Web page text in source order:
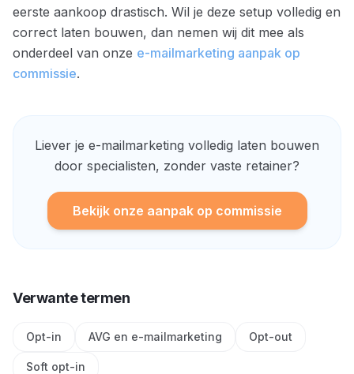
eerste aankoop drastisch. Wil je deze setup volledig en
correct laten bouwen, dan nemen wij dit mee als
onderdeel van onze e-mailmarketing aanpak op
commissie.
Liever je e-mailmarketing volledig laten bouwen
door specialisten, zonder vaste retainer?
Bekijk onze aanpak op commissie
Verwante termen
Opt-in AVG en e-mailmarketing Opt-out
Soft opt-in